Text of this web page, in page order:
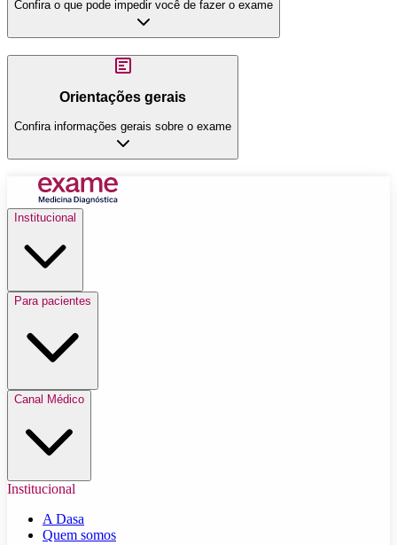
Confira o que pode impedir você de fazer o exame
Orientações gerais
Confira informações gerais sobre o exame
Institucional
Para pacientes
Canal Médico
Institucional
A Dasa
Quem somos